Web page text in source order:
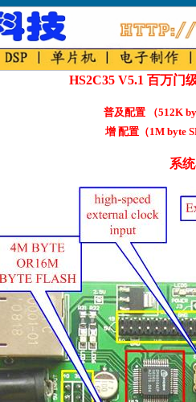
HS2C35 V5.1 百万门
普及配置 （512K
增 配置（1M byte
系